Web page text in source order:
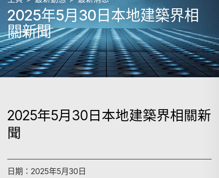
2025年5月30日本地建築界相
關新聞
2025年5月30日本地建築界相關新
聞
日期：2025年5月30日